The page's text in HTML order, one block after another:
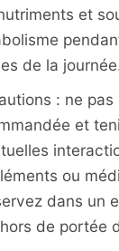
et
de la
: ne
et
ou
dans un
de portée